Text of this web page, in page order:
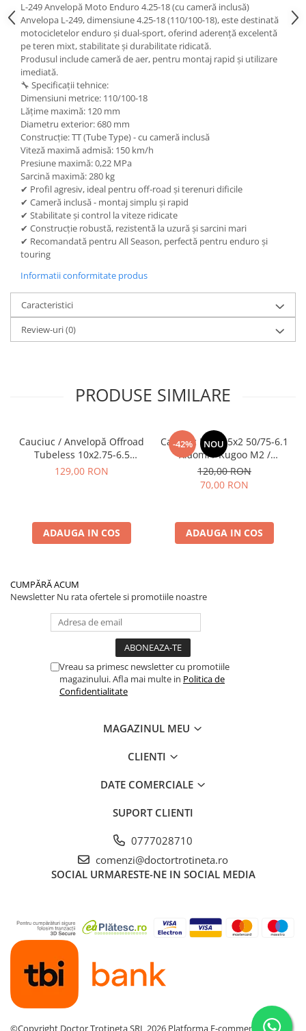
L-249 Anvelopă Moto Enduro 4.25-18 (cu cameră inclusă)
Anvelopa L-249, dimensiune 4.25-18 (110/100-18), este destinată
motocicletelor enduro și dual-sport, oferind aderență excelentă
pe teren mixt, stabilitate și durabilitate ridicată.
Produsul include cameră de aer, pentru montaj rapid și utilizare
imediată.
🔧 Specificații tehnice:
Dimensiuni metrice: 110/100-18
Lățime maximă: 120 mm
Diametru exterior: 680 mm
Construcție: TT (Tube Type) - cu cameră inclusă
Viteză maximă admisă: 150 km/h
Presiune maximă: 0,22 MPa
Sarcină maximă: 280 kg
✔ Profil agresiv, ideal pentru off-road și terenuri dificile
✔ Cameră inclusă - montaj simplu și rapid
✔ Stabilitate și control la viteze ridicate
✔ Construcție robustă, rezistentă la uzură și sarcini mari
✔ Recomandată pentru All Season, perfectă pentru enduro și
touring
Informatii conformitate produs
Caracteristici
Review-uri(0)
PRODUSE SIMILARE
Cauciuc / Anvelopă Offroad
Tubeless 10x2.75-6.5
KuKirin G2/G2 Master 2025
129,00 RON
ADAUGA IN COS
-42% NOU
Cauciuc Plin 8.5x2 50/75-6.1
Xiaomi / Kugoo M2 /
Ducati/Evergreen/Motus/
120,00 RON
70,00 RON
ADAUGA IN COS
CUMPĂRĂ ACUM
Newsletter Nu rata ofertele si promotiile noastre
Vreau sa primesc newsletter cu promotiile
magazinului. Afla mai multe in Politica de
Confidentialitate
MAGAZINUL MEU
CLIENTI
DATE COMERCIALE
SUPORT CLIENTI
0777028710
comenzi@doctortrotineta.ro
SOCIAL URMARESTE-NE IN SOCIAL MEDIA
©Copyright Doctor Trotineta SRL 2026 Platforma E-commerce by